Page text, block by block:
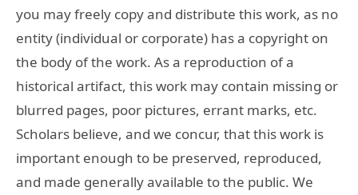
you may freely copy and distribute this work, as no
entity (individual or corporate) has a copyright on
the body of the work. As a reproduction of a
historical artifact, this work may contain missing or
blurred pages, poor pictures, errant marks, etc.
Scholars believe, and we concur, that this work is
important enough to be preserved, reproduced,
and made generally available to the public. We